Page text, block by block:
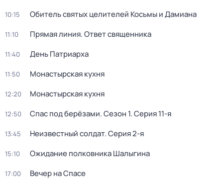
10:15 Обитель святых целителей Косьмы и Дамиана
11:10 Прямая линия. Ответ священника
11:40 Дeнь Патриаpха
11:50 Монастырская кухня
12:20 Монастырская кухня
12:50 Спас под берёзами. Сезон 1. Серия 11-я
13:45 Неизвестный солдат. Серия 2-я
15:10 Ожидание полковника Шалыгина
17:00 Вечер на Спасе